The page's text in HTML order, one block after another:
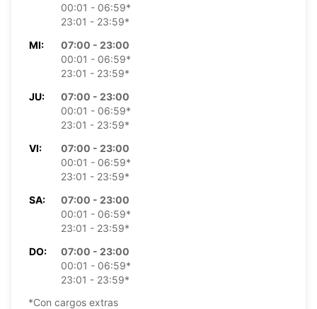
00:01 - 06:59*
23:01 - 23:59*
MI:
07:00 - 23:00
00:01 - 06:59*
23:01 - 23:59*
JU:
07:00 - 23:00
00:01 - 06:59*
23:01 - 23:59*
VI:
07:00 - 23:00
00:01 - 06:59*
23:01 - 23:59*
SA:
07:00 - 23:00
00:01 - 06:59*
23:01 - 23:59*
DO:
07:00 - 23:00
00:01 - 06:59*
23:01 - 23:59*
*Con cargos extras